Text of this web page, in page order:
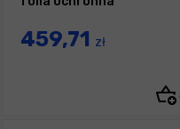
459,71 zł